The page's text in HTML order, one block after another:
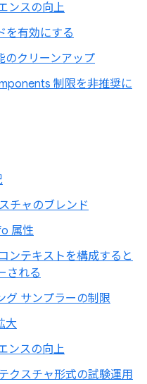
ンスの向上
を有効にする
のクリーンアップ
制限を非推奨に
チャのブレンド
属性
ンテキストを構成すると
される
グ サンプラーの制限
大
ンスの向上
クスチャ形式の試験運用